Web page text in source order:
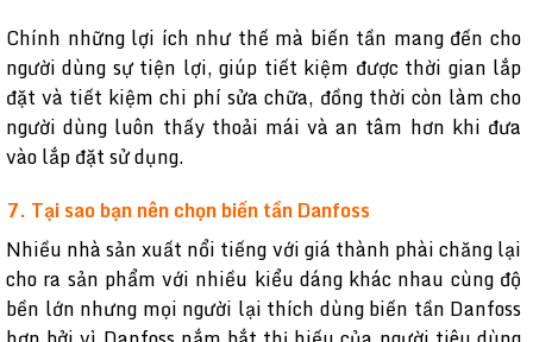
Chính những lợi ích như thế mà biến tần mang đến cho
người dùng sự tiện lợi, giúp tiết kiệm được thời gian lắp
đặt và tiết kiệm chi phí sửa chữa, đồng thời còn làm cho
người dùng luôn thấy thoải mái và an tâm hơn khi đưa
vào lắp đặt sử dụng.
7. Tại sao bạn nên chọn biến tần Danfoss
Nhiều nhà sản xuất nổi tiếng với giá thành phài chăng lại
cho ra sản phẩm với nhiều kiểu dáng khác nhau cùng độ
bền lớn nhưng mọi người lại thích dùng biến tần Danfoss